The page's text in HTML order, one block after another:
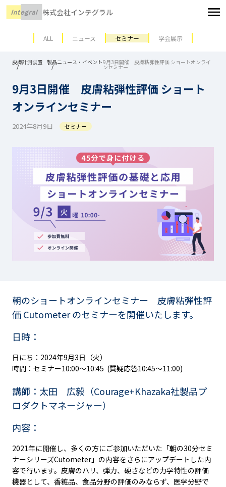
株式会社インテグラル
ALL ニュース セミナー 学会展示
皮膚計測装置 製品ニュース・イベント9月3日開催 皮膚粘弾性評価 ショートオンライ
ンセミナー
9月3日開催 皮膚粘弾性評価 ショート
オンラインセミナー
2024年8月9日 セミナー
朝のショートオンラインセミナー 皮膚粘弾性評
価 Cutometer のセミナーを開催いたします。
日時：
日にち：2024年9月3日（火）
時間：セミナー10:00～10:45 (質疑応答10:45～11:00)
講師：太田 広毅（Courage+Khazaka社製品プ
ロダクトマネージャー）
内容：
2021年に開催し、多くの方にご参加いただいた「朝の30分セミ
ナーシリーズCutometer」の内容をさらにアップデートした内
容で行います。皮膚のハリ、弾力、硬さなどの力学特性の評価
機器として、香粧品、食品分野の評価のみならず、医学分野で